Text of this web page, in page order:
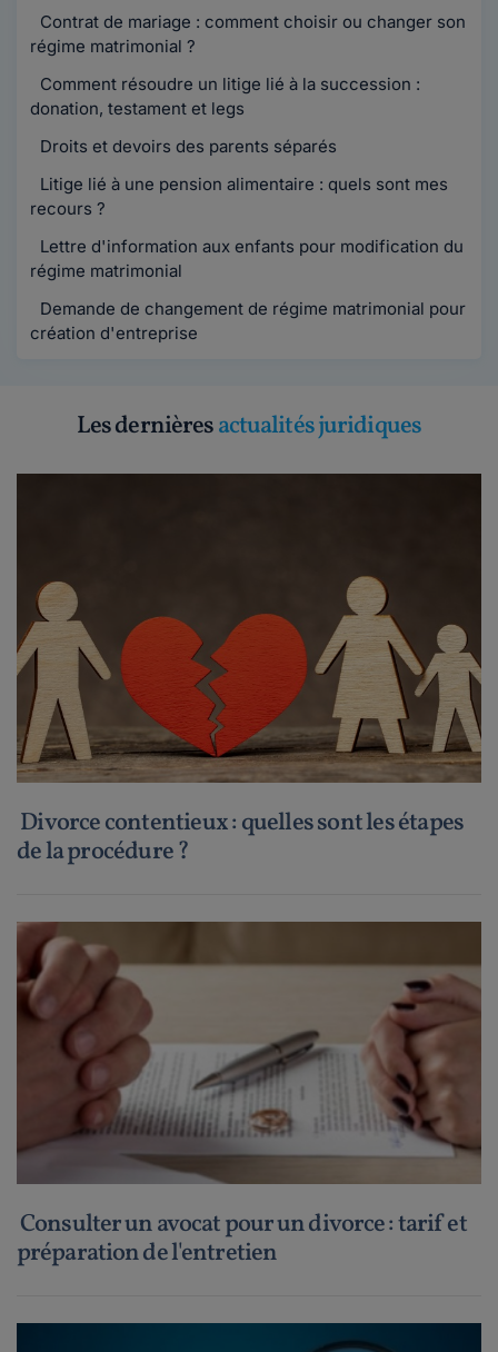
Contrat de mariage : comment choisir ou changer son
régime matrimonial ?
Comment résoudre un litige lié à la succession :
donation, testament et legs
Droits et devoirs des parents séparés
Litige lié à une pension alimentaire : quels sont mes
recours ?
Lettre d'information aux enfants pour modification du
régime matrimonial
Demande de changement de régime matrimonial pour
création d'entreprise
Les dernièresactualités juridiques
Divorce contentieux : quelles sont les étapes
de la procédure ?
Consulter un avocat pour un divorce : tarif et
préparation de l'entretien